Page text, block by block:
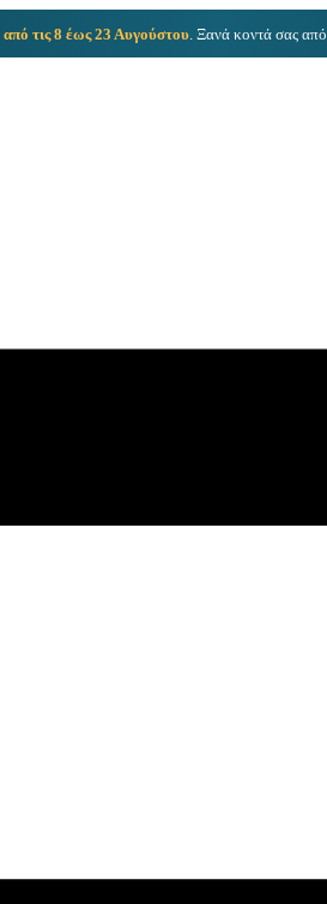
από τις 8 έως 23 Αυγούστου. Ξανά κοντά σας από